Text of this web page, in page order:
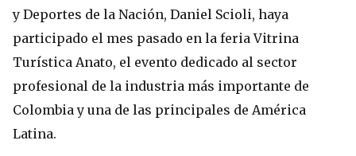
y Deportes de la Nación, Daniel Scioli, haya
participado el mes pasado en la feria Vitrina
Turística Anato, el evento dedicado al sector
profesional de la industria más importante de
Colombia y una de las principales de América
Latina.